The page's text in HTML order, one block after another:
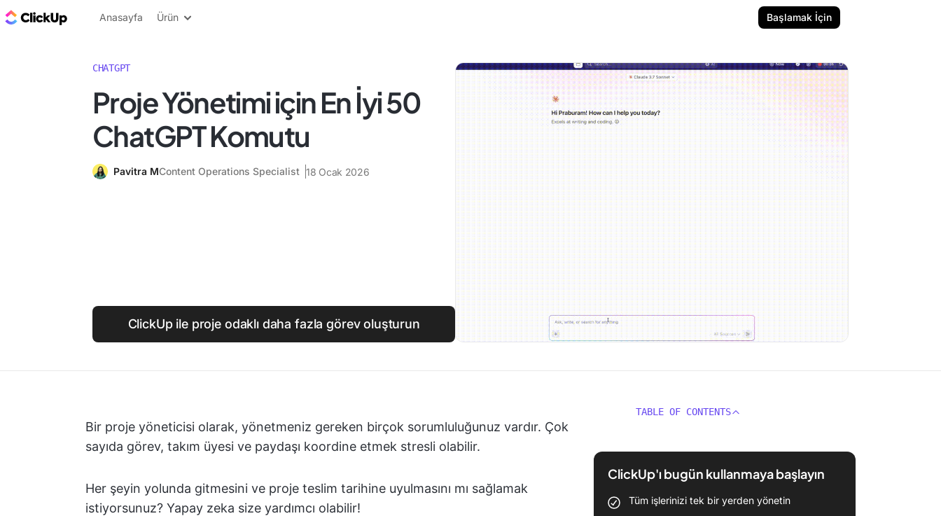
ClickUp Blog
Anasayfa Ürün Başlamak İçin
CHATGPT
Proje Yönetimi için En İyi 50
ChatGPT Komutu
Pavitra MContent Operations Specialist 18 Ocak 2026
ClickUp ile proje odaklı daha fazla görev oluşturun
Bir proje yöneticisi olarak, yönetmeniz gereken birçok sorumluluğunuz vardır. Çok
sayıda görev, takım üyesi ve paydaşı koordine etmek stresli olabilir.
Her şeyin yolunda gitmesini ve proje teslim tarihine uyulmasını mı sağlamak
istiyorsunuz? Yapay zeka size yardımcı olabilir!
TABLE OF CONTENTS
ClickUp'ı bugün kullanmaya başlayın
Tüm işlerinizi tek bir yerden yönetin